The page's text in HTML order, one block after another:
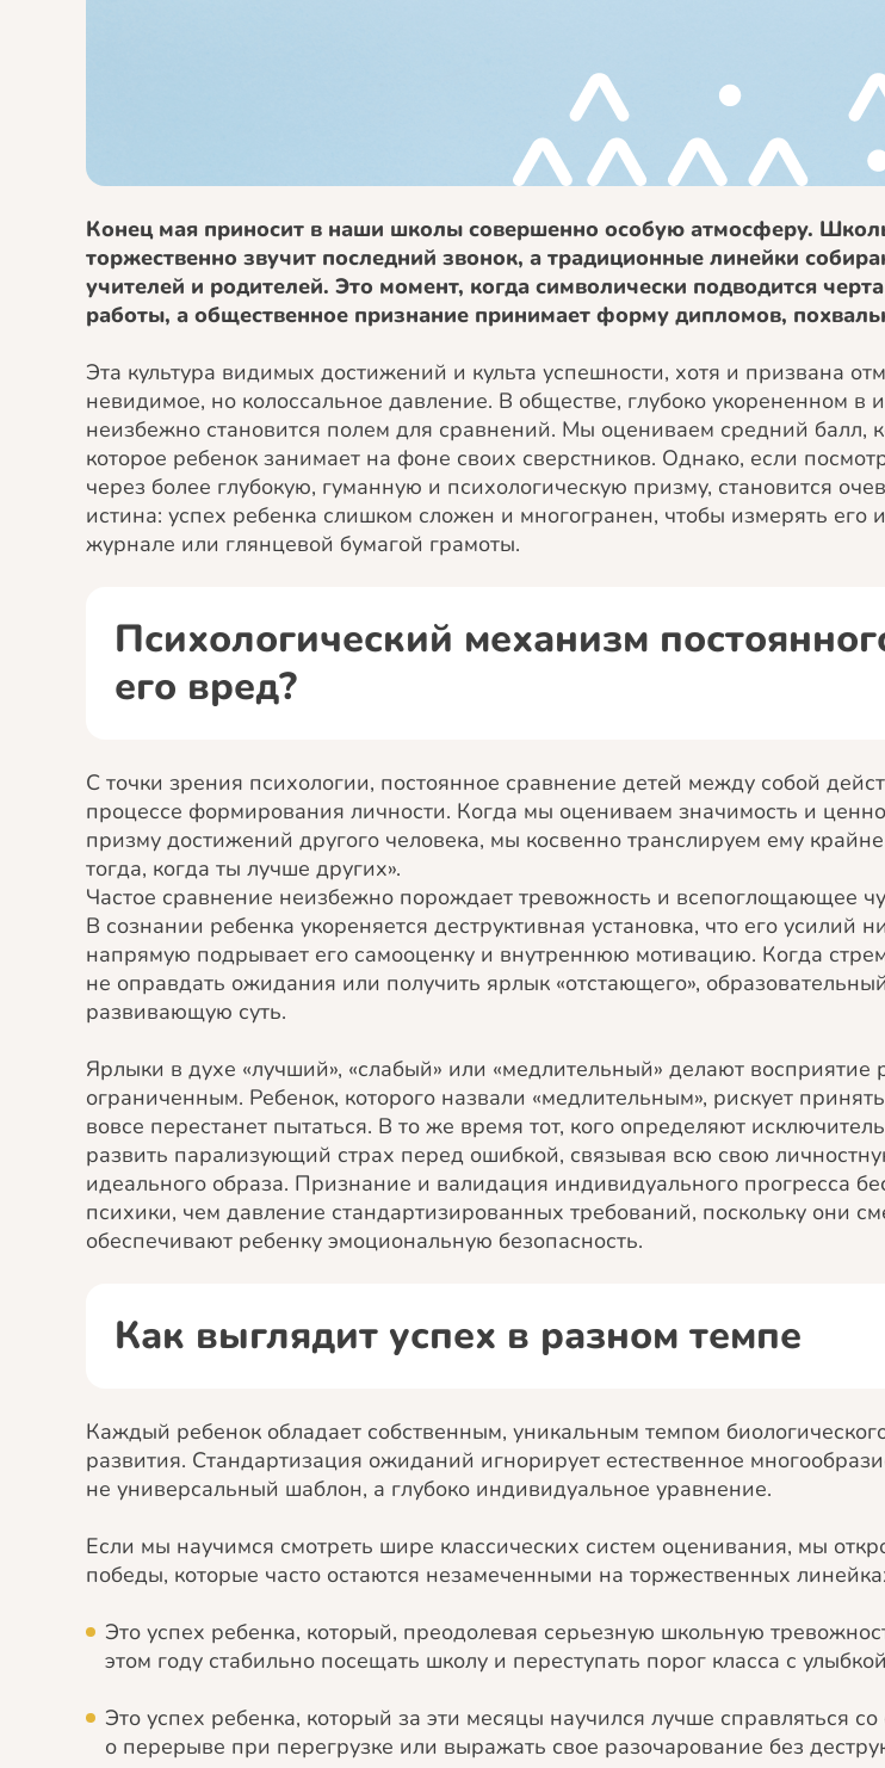
Конец мая приносит в наши школы совершенно особую атмосферу.
торжественно звучит последний звонок, а традиционные линейки
учителей и родителей. Это момент, когда символически подводится
работы, а общественное признание принимает форму дипломов,
Эта культура видимых достижений и культа успешности, хотя и призвана
невидимое, но колоссальное давление. В обществе, глубоко укорененном в
неизбежно становится полем для сравнений. Мы оцениваем средний балл,
которое ребенок занимает на фоне своих сверстников. Однако, если
через более глубокую, гуманную и психологическую призму, становится
истина: успех ребенка слишком сложен и многогранен, чтобы измерять
журнале или глянцевой бумагой грамоты.
Психологический механизм
его вред?
С точки зрения психологии, постоянное сравнение детей между собой
процессе формирования личности. Когда мы оцениваем значимость и
призму достижений другого человека, мы косвенно транслируем ему
тогда, когда ты лучше других».
Частое сравнение неизбежно порождает тревожность и всепоглощающее
В сознании ребенка укореняется деструктивная установка, что его усилий
напрямую подрывает его самооценку и внутреннюю мотивацию. Когда
не оправдать ожидания или получить ярлык «отстающего»,
развивающую суть.
Ярлыки в духе «лучший», «слабый» или «медлительный» делают восприятие
ограниченным. Ребенок, которого назвали «медлительным», рискует
вовсе перестанет пытаться. В то же время тот, кого определяют
развить парализующий страх перед ошибкой, связывая всю свою
идеального образа. Признание и валидация индивидуального прогресса
психики, чем давление стандартизированных требований, поскольку они
обеспечивают ребенку эмоциональную безопасность.
Как выглядит успех в разном темпе
Каждый ребенок обладает собственным, уникальным темпом
развития. Стандартизация ожиданий игнорирует естественное
не универсальный шаблон, а глубоко индивидуальное уравнение.
Если мы научимся смотреть шире классических систем оценивания, мы
победы, которые часто остаются незамеченными на торжественных
Это успех ребенка, который, преодолевая серьезную школьную
этом году стабильно посещать школу и переступать порог класса с
Это успех ребенка, который за эти месяцы научился лучше справляться
о перерыве при перегрузке или выражать свое разочарование без